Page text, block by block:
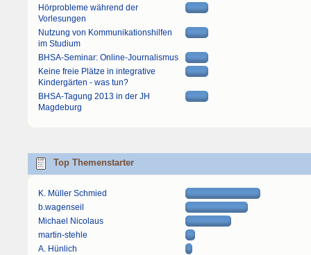
Hörprobleme während der
Vorlesungen
Nutzung von Kommunikationshilfen
im Studium
BHSA-Seminar: Online-Journalismus
Keine freie Plätze in integrative
Kindergärten - was tun?
BHSA-Tagung 2013 in der JH
Magdeburg
Top Themenstarter
K. Müller Schmied
b.wagenseil
Michael Nicolaus
martin-stehle
A. Hünlich